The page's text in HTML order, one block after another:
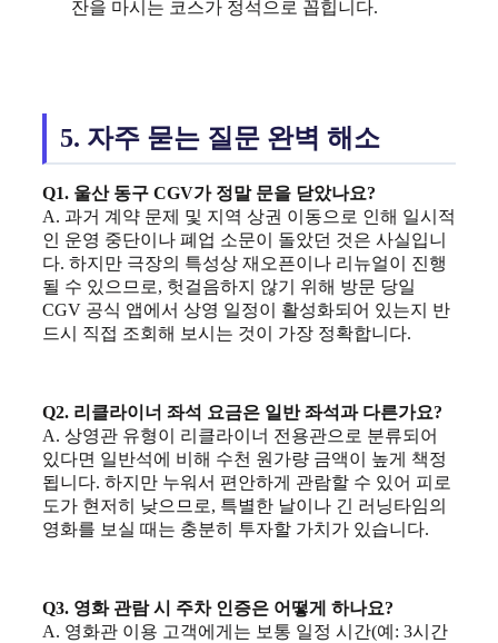
잔을 마시는 코스가 정석으로 꼽힙니다.
5. 자주 묻는 질문 완벽 해소
Q1. 울산 동구 CGV가 정말 문을 닫았나요?
A. 과거 계약 문제 및 지역 상권 이동으로 인해 일시적
인 운영 중단이나 폐업 소문이 돌았던 것은 사실입니
다. 하지만 극장의 특성상 재오픈이나 리뉴얼이 진행
될 수 있으므로, 헛걸음하지 않기 위해 방문 당일
CGV 공식 앱에서 상영 일정이 활성화되어 있는지 반
드시 직접 조회해 보시는 것이 가장 정확합니다.
Q2. 리클라이너 좌석 요금은 일반 좌석과 다른가요?
A. 상영관 유형이 리클라이너 전용관으로 분류되어
있다면 일반석에 비해 수천 원가량 금액이 높게 책정
됩니다. 하지만 누워서 편안하게 관람할 수 있어 피로
도가 현저히 낮으므로, 특별한 날이나 긴 러닝타임의
영화를 보실 때는 충분히 투자할 가치가 있습니다.
Q3. 영화 관람 시 주차 인증은 어떻게 하나요?
A. 영화관 이용 고객에게는 보통 일정 시간(예: 3시간